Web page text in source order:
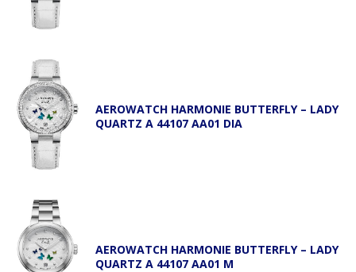
AEROWATCH HARMONIE BUTTERFLY – LADY
QUARTZ A 44107 AA01 DIA
AEROWATCH HARMONIE BUTTERFLY – LADY
QUARTZ A 44107 AA01 M